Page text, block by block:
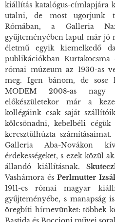
kiállítás katalógus-címlapjára
utalni, de most ugorjunk
Rómában, a Galleria
gyűjteményében lapul már jó
életmű egyik kiemelkedő
publikációkbanKurtakocsma
római múzeum az 1930-as
meg. Igen bánom, de
MODEM 2008-as nagy
előkészületekor már a
kollégáink csak saját
kölcsönadni, kebelbéli cégük
keresztülhúzta
Galleria Aba-Novákon
érdekességeket, s ezek közül
állandó kiállításnak.
Vashámora ésPerlmutter
1911-es római magyar
gyűjteményébe, s manapság
öregbíti hírnevünket: többek